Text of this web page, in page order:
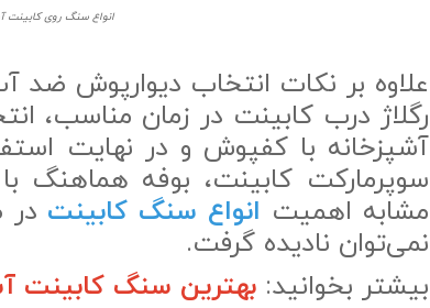
انواع سنگ روی کابینت
علاوه بر نکات انتخاب دیوارپوش ضد
رگلاژ درب کابینت در زمان مناسب،
آشپزخانه با کفپوش و در نهایت
سوپرمارکت کابینت، بوفه هماهنگ
مشابه اهمیت انواع سنگ کابینت در
نمی‌توان نادیده گرفت.
بیشتر بخوانید: بهترین سنگ کابینت